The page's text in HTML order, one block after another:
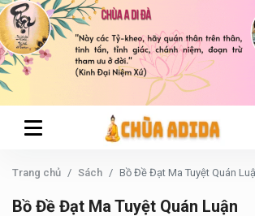
Trang chủ Sách Bồ Đề Đạt Ma Tuyệt Quán
Bồ Đề Đạt Ma Tuyệt Quán Luận